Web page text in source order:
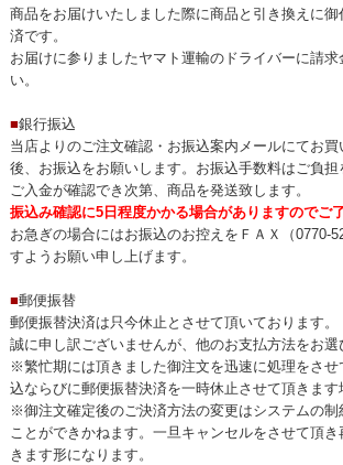
商品をお届けいたしました際に商品と引き換えに
済です。
お届けに参りましたヤマト運輸のドライバーに請求
い。
■銀行振込
当店よりのご注文確認・お振込案内メールにてお
後、お振込をお願いします。お振込手数料はご負担
ご入金が確認でき次第、商品を発送致します。
振込み確認に5日程度かかる場合がありますのでご
お急ぎの場合にはお振込のお控えをＦＡＸ（0770-
すようお願い申し上げます。
■郵便振替
郵便振替決済は只今休止とさせて頂いております。
誠に申し訳ございませんが、他のお支払方法をお選
※繁忙期には頂きました御注文を迅速に処理をさせ
込ならびに郵便振替決済を一時休止させて頂きます
※御注文確定後のご決済方法の変更はシステムの制
ことができかねます。一旦キャンセルをさせて頂
きます形になります。